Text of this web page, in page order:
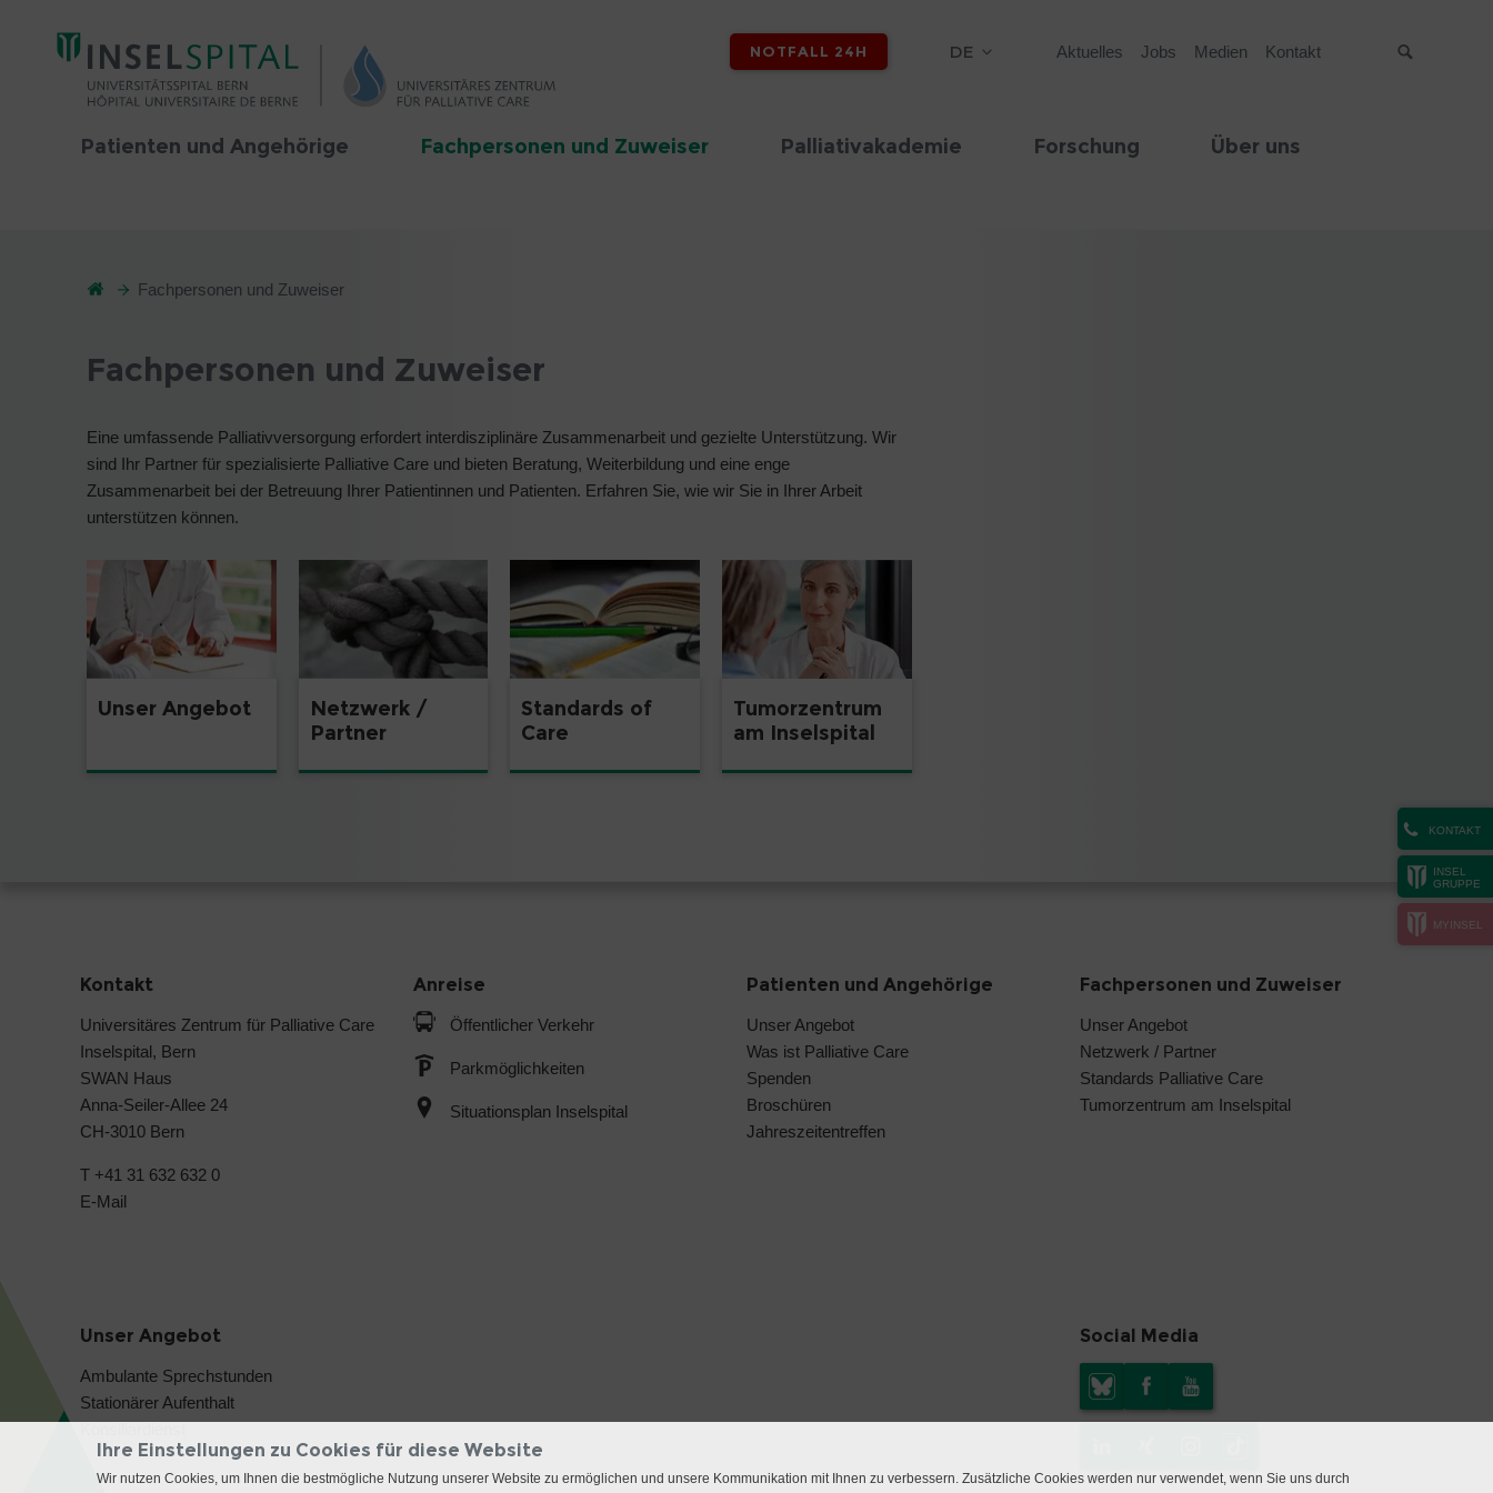
NOTFALL 24H DE Aktuelles Jobs Medien Kontakt
Patienten und Angehörige Fachpersonen und Zuweiser Palliativakademie Forschung Über uns
KONTAKT
INSEL
GRUPPE
MYINSEL
Fachpersonen und Zuweiser
Fachpersonen und Zuweiser
Eine umfassende Palliativversorgung erfordert interdisziplinäre Zusammenarbeit und gezielte Unterstützung. Wir
sind Ihr Partner für spezialisierte Palliative Care und bieten Beratung, Weiterbildung und eine enge
Zusammenarbeit bei der Betreuung Ihrer Patientinnen und Patienten. Erfahren Sie, wie wir Sie in Ihrer Arbeit
unterstützen können.
Unser Angebot
Netzwerk /
Partner
Standards of
Care
Tumorzentrum
am Inselspital
Kontakt
Universitäres Zentrum für Palliative Care
Inselspital, Bern
SWAN Haus
Anna-Seiler-Allee 24
CH-3010 Bern
T +41 31 632 632 0
E-Mail
Anreise
Öffentlicher Verkehr
Parkmöglichkeiten
Situationsplan Inselspital
Patienten und Angehörige
Unser Angebot
Was ist Palliative Care
Spenden
Broschüren
Jahreszeitentreffen
Fachpersonen und Zuweiser
Unser Angebot
Netzwerk / Partner
Standards Palliative Care
Tumorzentrum am Inselspital
Unser Angebot
Ambulante Sprechstunden
Stationärer Aufenthalt
Social Media
Ihre Einstellungen zu Cookies für diese Website
Wir nutzen Cookies, um Ihnen die bestmögliche Nutzung unserer Website zu ermöglichen und unsere Kommunikation mit Ihnen zu verbessern. Zusätzliche Cookies werden nur verwendet, wenn Sie uns durch